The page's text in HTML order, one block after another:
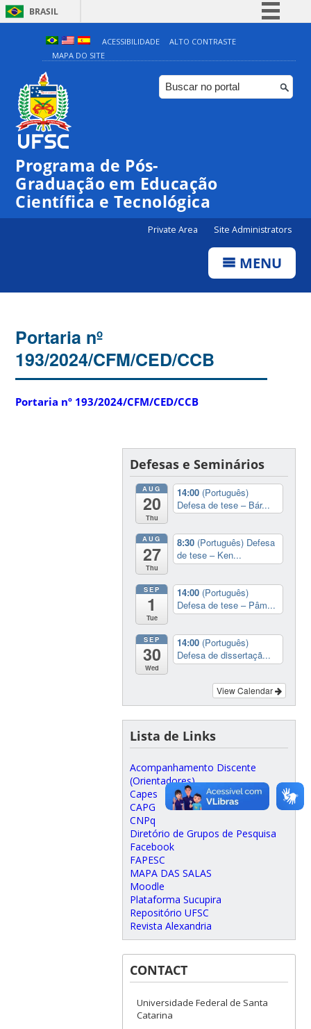
BRASIL
Simplifique!
Comunica BR
Participe
ACESSIBILIDADE
ALTO CONTRASTE
MAPA DO SITE
Programa de Pós-
Graduação em Educação
Científica e Tecnológica
Private Area Site Administrators
MENU
Portaria nº
193/2024/CFM/CED/CCB
Portaria nº 193/2024/CFM/CED/CCB
Defesas e Seminários
AUG
20
Thu
14:00 (Português)
Defesa de tese – Bár...
AUG
27
Thu
8:30 (Português) Defesa
de tese – Ken...
SEP
1
Tue
14:00 (Português)
Defesa de tese – Pâm...
SEP
30
Wed
14:00 (Português)
Defesa de dissertaçã...
View Calendar
Lista de Links
Acompanhamento Discente
(Orientadores)
Capes
CAPG
CNPq
Diretório de Grupos de Pesquisa
Facebook
FAPESC
MAPA DAS SALAS
Moodle
Plataforma Sucupira
Repositório UFSC
Revista Alexandria
CONTACT
Universidade Federal de Santa
Catarina